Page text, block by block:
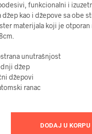
funkcionalni i
džep kao i džepove sa obe
materijala koji je otporan
unutrašnjost
džep
džepovi
ranac
DODAJ U KORPU